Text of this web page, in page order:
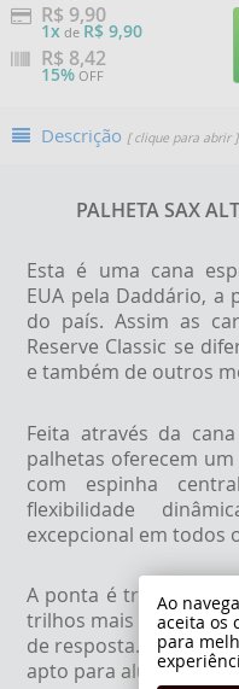
R$ 9,90
1x de R$ 9,90
R$ 8,42
15% OFF
Descrição [ clique para abrir ]
PALHETA SAX
Esta é uma cana
EUA pela Daddário, a
do país. Assim as
Reserve Classic se
e também de outros
Feita através da
palhetas oferecem
com espinha
flexibilidade
excepcional em todos
A ponta é tradicional
trilhos mais estreitos
de resposta. Com
apto para alunos
Ao
aceita os
para